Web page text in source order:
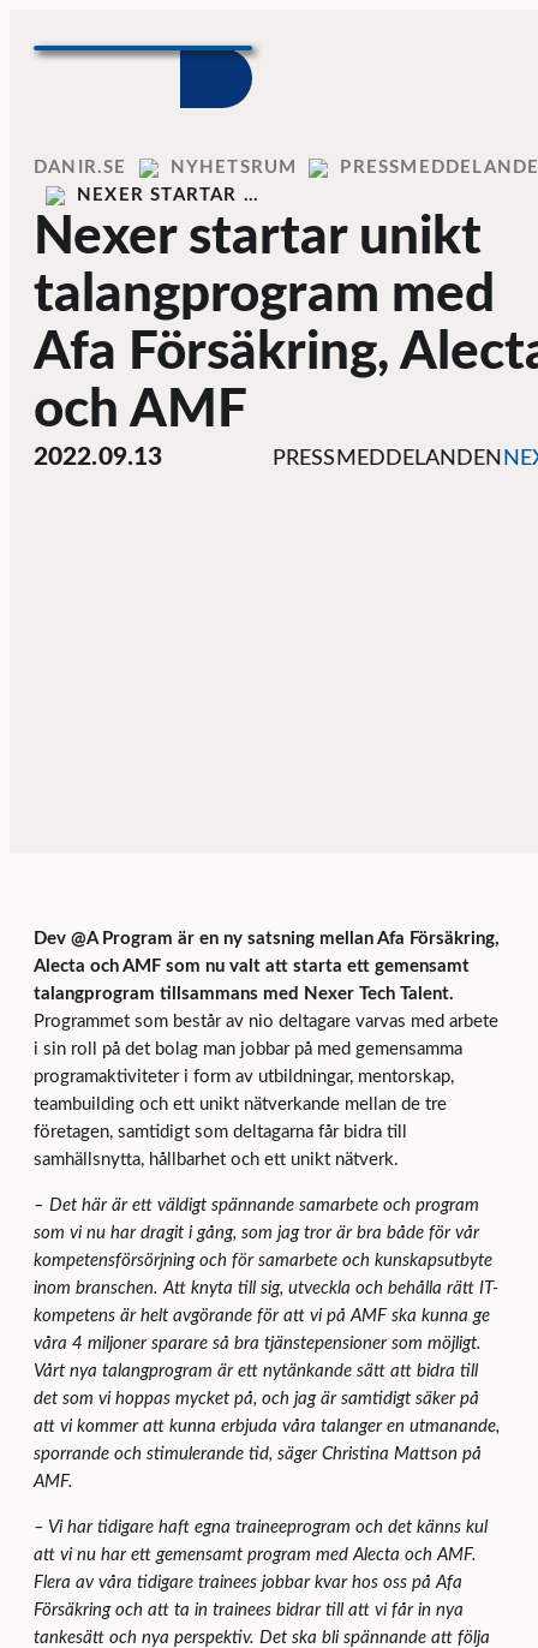
Home
DANIR NYHETSRUM
NEXER STARTAR …
Nexer startar unikt
talangprogram med
Afa Försäkring,
och AMF
2022.09.13 PRESSMEDDELANDEN
Dev @A Program är en ny satsning mellan Afa Försäkring,
Alecta och AMF som nu valt att starta ett gemensamt
talangprogram tillsammans med Nexer Tech Talent.
Programmet som består av nio deltagare varvas med arbete
i sin roll på det bolag man jobbar på med gemensamma
programaktiviteter i form av utbildningar, mentorskap,
teambuilding och ett unikt nätverkande mellan de tre
företagen, samtidigt som deltagarna får bidra till
samhällsnytta, hållbarhet och ett unikt nätverk.
– Det här är ett väldigt spännande samarbete och program
som vi nu har dragit i gång, som jag tror är bra både för vår
kompetensförsörjning och för samarbete och kunskapsutbyte
inom branschen. Att knyta till sig, utveckla och behålla rätt IT-
kompetens är helt avgörande för att vi på AMF ska kunna ge
våra 4 miljoner sparare så bra tjänstepensioner som möjligt.
Vårt nya talangprogram är ett nytänkande sätt att bidra till
det som vi hoppas mycket på, och jag är samtidigt säker på
att vi kommer att kunna erbjuda våra talanger en utmanande,
sporrande och stimulerande tid, säger Christina Mattson på
AMF.
– Vi har tidigare haft egna traineeprogram och det känns kul
att vi nu har ett gemensamt program med Alecta och AMF.
Flera av våra tidigare trainees jobbar kvar hos oss på Afa
Försäkring och att ta in trainees bidrar till att vi får in nya
tankesätt och nya perspektiv. Det ska bli spännande att följa